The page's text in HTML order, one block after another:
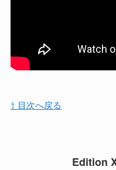
⇧ 目次へ戻る
Edition